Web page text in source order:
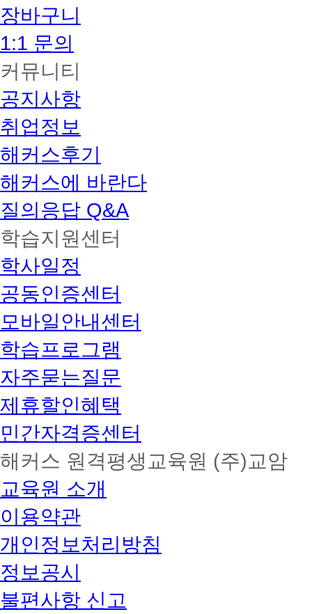
장바구니
1:1 문의
커뮤니티
공지사항
취업정보
해커스후기
해커스에 바란다
질의응답 Q&A
학습지원센터
학사일정
공동인증센터
모바일안내센터
학습프로그램
자주묻는질문
제휴할인혜택
민간자격증센터
해커스 원격평생교육원 (주)교암
교육원 소개
이용약관
개인정보처리방침
정보공시
불편사항 신고